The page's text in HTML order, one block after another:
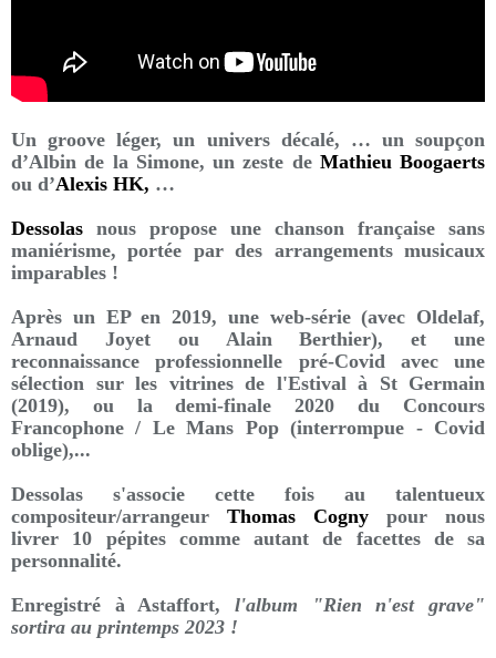
Un groove léger, un univers décalé, … un soupçon
d’Albin de la Simone, un zeste de Mathieu Boogaerts
ou d’Alexis HK, …
Dessolas nous propose une chanson française sans
maniérisme, portée par des arrangements musicaux
imparables !
Après un EP en 2019, une web-série (avec Oldelaf,
Arnaud Joyet ou Alain Berthier), et une
reconnaissance professionnelle pré-Covid avec une
sélection sur les vitrines de l'Estival à St Germain
(2019), ou la demi-finale 2020 du Concours
Francophone / Le Mans Pop (interrompue - Covid
oblige),...
Dessolas s'associe cette fois au talentueux
compositeur/arrangeur Thomas Cogny
pour nous
livrer 10 pépites comme autant de facettes de sa
personnalité.
Enregistré à Astaffort, l'album "Rien n'est grave"
sortira au printemps 2023 !